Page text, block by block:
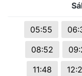
05:55
08:52
11:48